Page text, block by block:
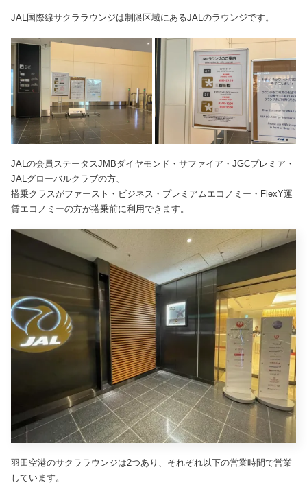
JAL国際線サクララウンジは制限区域にあるJALのラウンジです。
JALの会員ステータスJMBダイヤモンド・サファイア・JGCプレミア・
JALグローバルクラブの方、
搭乗クラスがファースト・ビジネス・プレミアムエコノミー・FlexY運
賃エコノミーの方が搭乗前に利用できます。
羽田空港のサクララウンジは2つあり、それぞれ以下の営業時間で営業
しています。